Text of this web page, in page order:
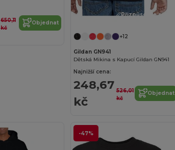
650,11
kč
Objednat
Přizpůsobte si to!
+12
Gildan GN941
Dětská Mikina s Kapucí Gildan GN941
Najnižší cena:
248,67
kč
526,01
kč
Objednat
-47%